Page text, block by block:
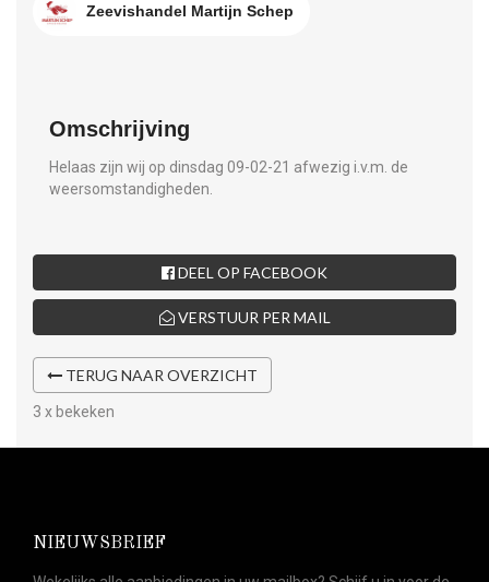
Zeevishandel Martijn Schep
Omschrijving
Helaas zijn wij op dinsdag 09-02-21 afwezig i.v.m. de
weersomstandigheden.
DEEL OP FACEBOOK
VERSTUUR PER MAIL
TERUG NAAR OVERZICHT
3 x bekeken
NIEUWSBRIEF